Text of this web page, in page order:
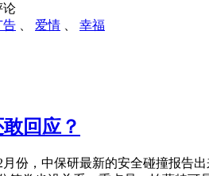
论
告
爱情
幸福
回应？
月份，中保研最新的安全碰撞报告